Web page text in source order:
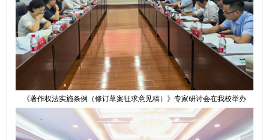
《著作权法实施条例（修订草案征求意见稿）》专家研讨会在我校举办